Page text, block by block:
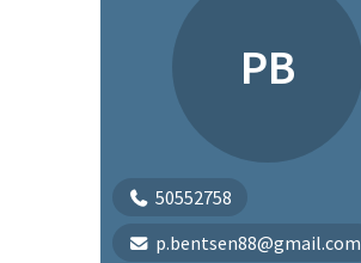
PB
50552758
p.bentsen88@gmail.com